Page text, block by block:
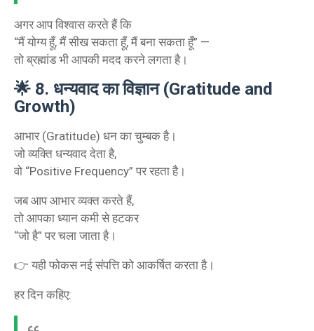
अगर आप विश्वास करते हैं कि
“मैं योग्य हूँ, मैं सीख सकता हूँ, मैं बना सकता हूँ” —
तो ब्रह्मांड भी आपकी मदद करने लगता है।
🌟 8. धन्यवाद का विज्ञान (Gratitude and
Growth)
आभार (Gratitude) धन का चुम्बक है।
जो व्यक्ति धन्यवाद देता है,
वो “Positive Frequency” पर रहता है।
जब आप आभार व्यक्त करते हैं,
तो आपका ध्यान कमी से हटकर
“जो है” पर चला जाता है।
👉 यही फोकस नई संपत्ति को आकर्षित करता है।
हर दिन कहिए: